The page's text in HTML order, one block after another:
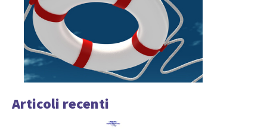
Articoli recenti